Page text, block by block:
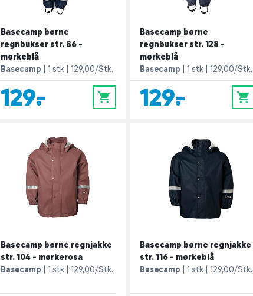
Basecamp børne
regnbukser str. 86 -
mørkeblå
Basecamp
1 stk 129,00/Stk.
129,- 0
Basecamp børne
regnbukser str. 128 -
mørkeblå
Basecamp
1 stk 129,00/Stk.
129,- 0
Basecamp børne regnjakke
str. 104 - mørkerosa
Basecamp
1 stk 129,00/Stk.
Basecamp børne regnjakke
str. 116 - mørkeblå
Basecamp
1 stk 129,00/Stk.